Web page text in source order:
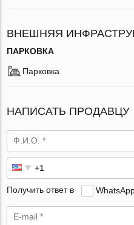
ВНЕШНЯЯ
ПАРКОВКА
Парковка
НАПИСАТЬ ПРОДАВЦУ
Получить ответ в